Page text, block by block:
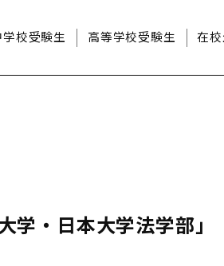
学校受験生 高等学校受験生 在
学・日本大学法学部」